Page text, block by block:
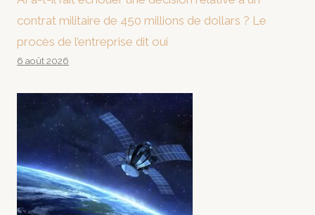
contrat militaire de 450 millions de dollars ? Le
procès de l’entreprise dit oui
6 août 2026